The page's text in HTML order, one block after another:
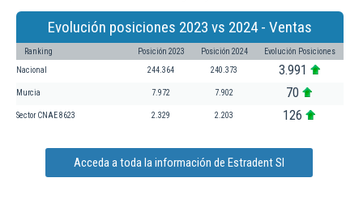
Evolución posiciones 2023 vs 2024 - Ventas
Ranking Posición 2023 Posición 2024 Evolución Posiciones
Nacional 244.364 240.373 3.991
Murcia 7.972 7.902 70
Sector CNAE 8623 2.329 2.203 126
Acceda a toda la información de Estradent Sl